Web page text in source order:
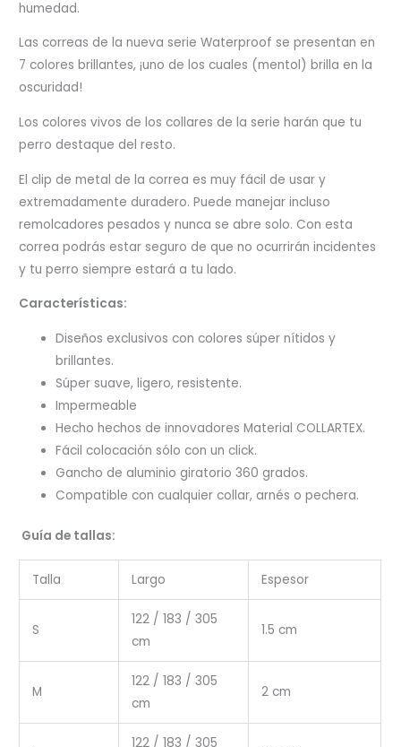
humedad.
Las correas de la nueva serie Waterproof se presentan en
7 colores brillantes, ¡uno de los cuales (mentol) brilla en la
oscuridad!
Los colores vivos de los collares de la serie harán que tu
perro destaque del resto.
El clip de metal de la correa es muy fácil de usar y
extremadamente duradero. Puede manejar incluso
remolcadores pesados ​​y nunca se abre solo. Con esta
correa podrás estar seguro de que no ocurrirán incidentes
y tu perro siempre estará a tu lado.
Características:
Diseños exclusivos con colores súper nítidos y
brillantes.
Súper suave, ligero, resistente.
Impermeable
Hecho hechos de innovadores Material COLLARTEX.
Fácil colocación sólo con un click.
Gancho de aluminio giratorio 360 grados.
Compatible con cualquier collar, arnés o pechera.
Guía de tallas:
Talla Largo Espesor
S
122 / 183 / 305
cm
1.5 cm
M
122 / 183 / 305
cm
2 cm
122 / 183 / 305